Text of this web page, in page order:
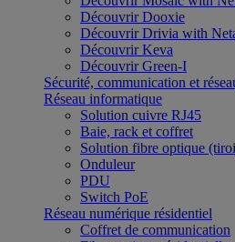
Découvrir Dooxie
Découvrir Drivia with
Découvrir Keva
Découvrir Green-I
Sécurité, communication et
Réseau informatique
Solution cuivre RJ45
Baie, rack et coffret
Solution fibre optique
Onduleur
PDU
Switch PoE
Réseau numérique résidentiel
Coffret de communication